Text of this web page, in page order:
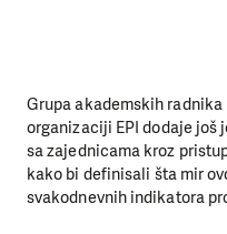
Grupa akademskih
organizaciji EPI dodaje još
sa zajednicama kroz
kako bi definisali šta mir
svakodnevnih indikatora